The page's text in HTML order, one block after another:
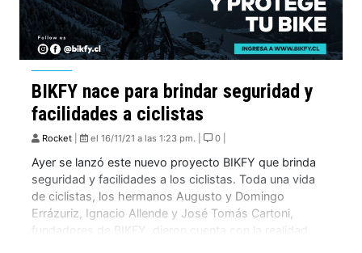
BIKFY nace para brindar seguridad y
facilidades a ciclistas
Rocket el 16/11/21 a las 1:23 pm. | 0 |
Ayer se lanzó este nuevo proyecto BIKFY que brinda
seguridad y facilidades a los ciclistas. Toda una vida
de ciclistas, los hermanos Augusto y Domingo
Errázuriz, Ignacio Allende y José Tomás Cartoni,
fundadores de BIKFY, dieron cuenta con la realidad